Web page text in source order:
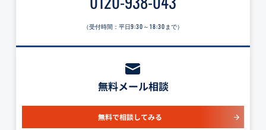
（受付時間：平日9:30～18:30 まで）
無料メール相談
無料で相談してみる